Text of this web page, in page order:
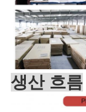
생산 흐름